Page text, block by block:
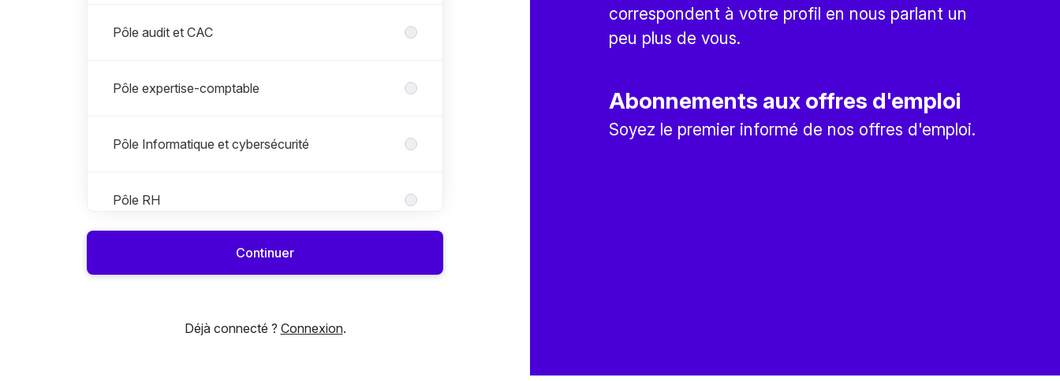
Pôle audit et CAC
Pôle expertise-comptable
Pôle Informatique et cybersécurité
Pôle RH
Continuer
Déjà connecté ? Connexion.
correspondent à votre profil en nous parlant un
peu plus de vous.
Abonnements aux offres d'emploi
Soyez le premier informé de nos offres d'emploi.